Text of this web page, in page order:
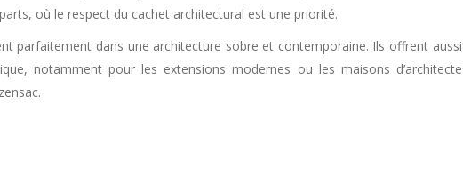
où le respect du cachet architectural est une priorité.
parfaitement dans une architecture sobre et contemporaine. Ils offrent aussi
notamment pour les extensions modernes ou les maisons d’architecte